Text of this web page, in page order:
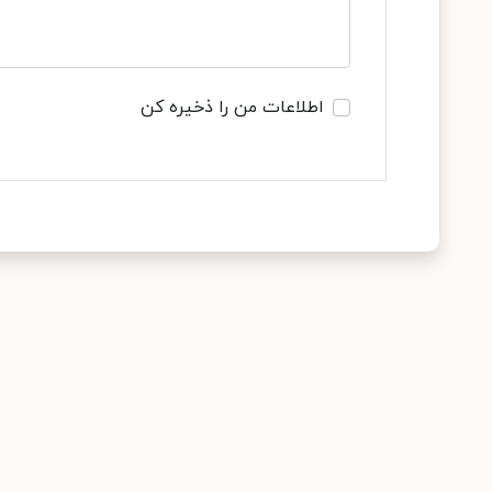
اطلاعات من را ذخیره کن